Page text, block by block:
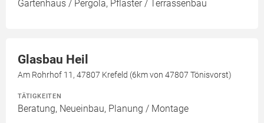
Gartenhaus / Pergola, Pflaster / Terrassenbau
Glasbau Heil
Am Rohrhof 11, 47807 Krefeld (6km von 47807 Tönisvorst)
TÄTIGKEITEN
Beratung, Neueinbau, Planung / Montage